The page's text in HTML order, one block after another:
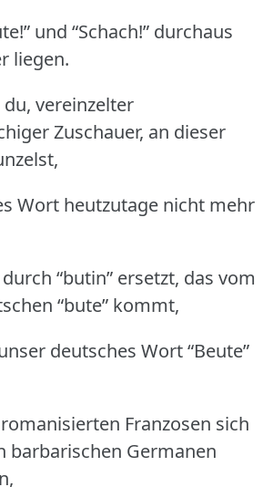
und “Schach!” durchaus
liegen.
vereinzelter
Zuschauer, an dieser
Wort heutzutage nicht mehr
“butin” ersetzt, das vom
“bute” kommt,
deutsches Wort “Beute”
Franzosen sich
barbarischen Germanen